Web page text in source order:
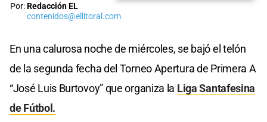
Por:Redacción EL
contenidos@ellitoral.com
En una calurosa noche de miércoles, se bajó el telón
de la segunda fecha del Torneo Apertura de Primera A
“José Luis Burtovoy” que organiza la Liga Santafesina
de Fútbol.